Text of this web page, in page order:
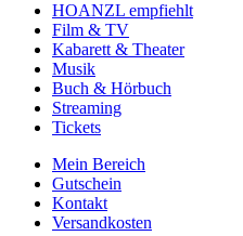
HOANZL empfiehlt
Film & TV
Kabarett & Theater
Musik
Buch & Hörbuch
Streaming
Tickets
Mein Bereich
Gutschein
Kontakt
Versandkosten